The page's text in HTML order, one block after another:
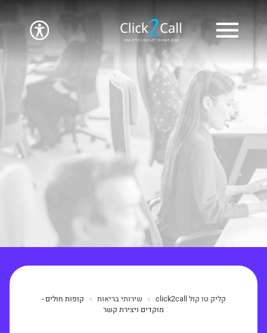
קליק טו קול click2call שירותי בריאות
קופות חולים -
מוקדים ויצירת קשר